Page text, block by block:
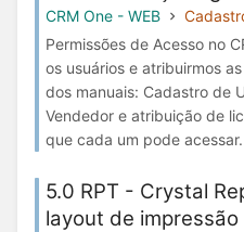
CRM One - WEB
Permissões de Acesso no
os usuários e atribuirmos
dos manuais: Cadastro de
Vendedor e atribuição de
que cada um pode
5.0 RPT - Crystal
layout de